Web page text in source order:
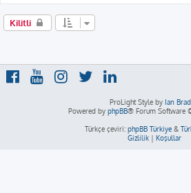
Kilitli
ProLight Style by Ian
Powered by phpBB® Forum Software
Türkçe çeviri: phpBB Türkiye&
Gizlilik | Koşullar